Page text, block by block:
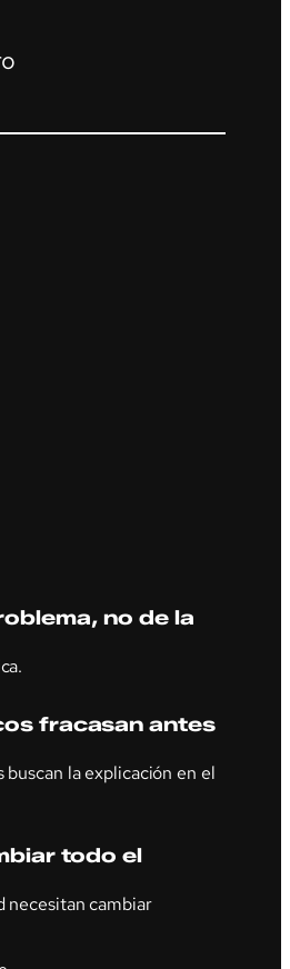
no de la
fracasan antes
la explicación en el
todo el
necesitan cambiar